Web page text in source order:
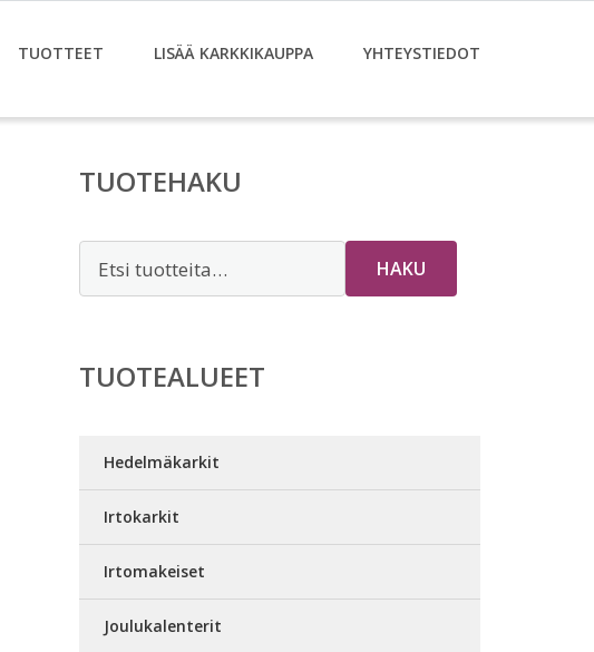
TUOTTEET LISÄÄ KARKKIKAUPPA YHTEYSTIEDOT
TUOTEHAKU
HAKU
TUOTEALUEET
Hedelmäkarkit
Irtokarkit
Irtomakeiset
Joulukalenterit